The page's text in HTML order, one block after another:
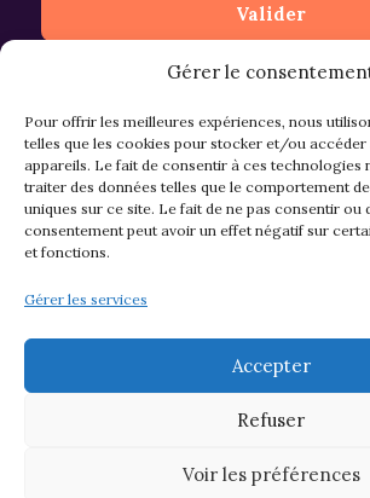
Gérer le
Pour offrir les meilleures expériences, nous
telles que les cookies pour stocker et/ou accéder
appareils. Le fait de consentir à ces technologies
traiter des données telles que le comportement
uniques sur ce site. Le fait de ne pas consentir ou
consentement peut avoir un effet négatif sur
et fonctions.
Gérer les services
Accepter
Refuser
Voir les préférences
CGV et Retours
Mentions légales &
© 2026 Asso M&M - Thème